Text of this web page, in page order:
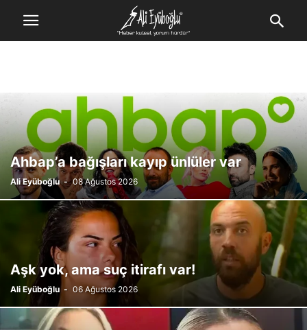
Ahbap’a bağışları kayıp ünlüler var
Ali Eyüboğlu - 08 Ağustos 2026
Aşk yok, ama suç itirafı var!
Ali Eyüboğlu - 06 Ağustos 2026